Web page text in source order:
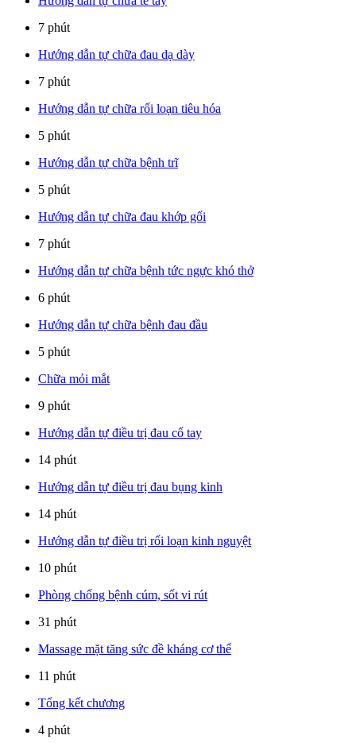
7 phút
Hướng dẫn tự chữa đau dạ dày
7 phút
Hướng dẫn tự chữa rối loạn tiêu hóa
5 phút
Hướng dẫn tự chữa bệnh trĩ
5 phút
Hướng dẫn tự chữa đau khớp gối
7 phút
Hướng dẫn tự chữa bệnh tức ngực khó thở
6 phút
Hướng dẫn tự chữa bệnh đau đầu
5 phút
Chữa mỏi mắt
9 phút
Hướng dẫn tự điều trị đau cổ tay
14 phút
Hướng dẫn tự điều trị đau bụng kinh
14 phút
Hướng dẫn tự điều trị rối loạn kinh nguyệt
10 phút
Phòng chống bệnh cúm, sốt vi rút
31 phút
Massage mặt tăng sức đề kháng cơ thể
11 phút
Tổng kết chương
4 phút